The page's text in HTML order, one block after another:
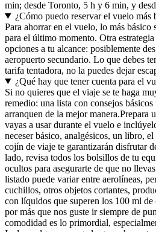
min; desde Toronto, 5 h y 6 min, y
¿Cómo puedo reservar el vuelo más
Para ahorrar en el vuelo, lo más básico
para el último momento. Otra
opciones a tu alcance: posiblemente
aeropuerto secundario. Lo que debes
tarifa tentadora, no la puedes dejar
¿Qué hay que tener cuenta para el
Si no quieres que el viaje se te haga
remedio: una lista con consejos
arranquen de la mejor manera.Prepara
vayas a usar durante el vuelo e
neceser básico, analgésicos, un libro,
cojín de viaje te garantizarán disfrutar
lado, revisa todos los bolsillos de tu
ocultos para asegurarte de que no
listado puede variar entre aerolíneas,
cuchillos, otros objetos cortantes,
con líquidos que superen los 100 ml de
por más que nos guste ir siempre de
comodidad es lo primordial,